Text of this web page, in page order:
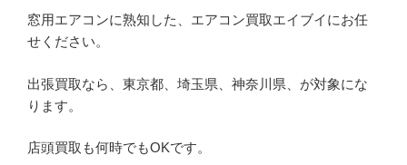
窓用エアコンに熟知した、エアコン買取エイブイにお任
せください。
出張買取なら、東京都、埼玉県、神奈川県、が対象にな
ります。
店頭買取も何時でもOKです。